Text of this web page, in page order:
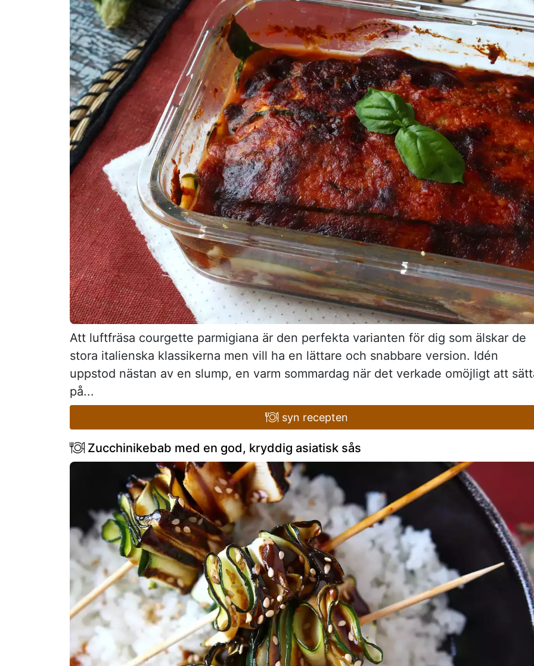
Att luftfräsa courgette parmigiana är den perfekta varianten för dig som älskar de
stora italienska klassikerna men vill ha en lättare och snabbare version. Idén
uppstod nästan av en slump, en varm sommardag när det verkade omöjligt att
på...
syn recepten
Zucchinikebab med en god, kryddig asiatisk sås